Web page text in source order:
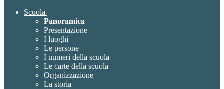
Scuola
Panoramica
Presentazione
I luoghi
Le persone
I numeri della scuola
Le carte della scuola
Organizzazione
La storia